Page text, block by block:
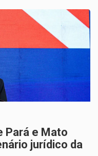
Pará e Mato
jurídico da